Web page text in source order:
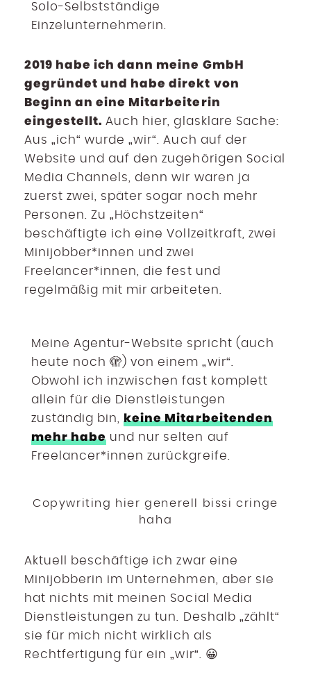
Solo-Selbstständige
Einzelunternehmerin.
2019 habe ich dann meine GmbH
gegründet und habe direkt von
Beginn an eine Mitarbeiterin
eingestellt. Auch hier, glasklare Sache:
Aus „ich“ wurde „wir“. Auch auf der
Website und auf den zugehörigen Social
Media Channels, denn wir waren ja
zuerst zwei, später sogar noch mehr
Personen. Zu „Höchstzeiten“
beschäftigte ich eine Vollzeitkraft, zwei
Minijobber*innen und zwei
Freelancer*innen, die fest und
regelmäßig mit mir arbeiteten.
Meine Agentur-Website spricht (auch
heute noch 🫣) von einem „wir“.
Obwohl ich inzwischen fast komplett
allein für die Dienstleistungen
zuständig bin,keine Mitarbeitenden
mehr habe und nur selten auf
Freelancer*innen zurückgreife.
Copywriting hier generell bissi cringe
haha
Aktuell beschäftige ich zwar eine
Minijobberin im Unternehmen, aber sie
hat nichts mit meinen Social Media
Dienstleistungen zu tun. Deshalb „zählt“
sie für mich nicht wirklich als
Rechtfertigung für ein „wir“. 😀